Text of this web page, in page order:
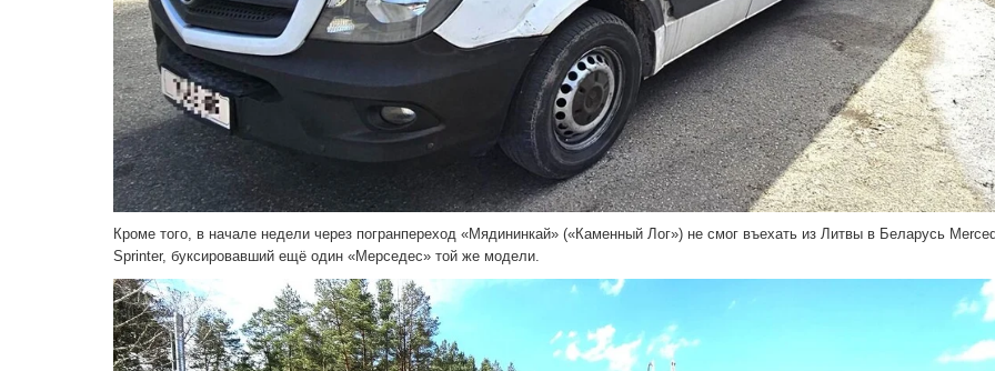
Кроме того, в начале недели через погранпереход «Мядининкай» («Каменный Лог») не смог въехать из Литвы в Беларусь
Sprinter, буксировавший ещё один «Мерседес» той же модели.